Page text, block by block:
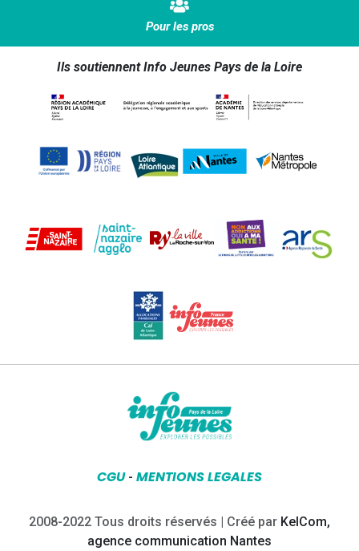
Pour les pros
Ils soutiennent Info Jeunes Pays de la Loire
CGU- MENTIONS LEGALES
2008-2022 Tous droits réservés | Créé par KelCom,
agence communication Nantes